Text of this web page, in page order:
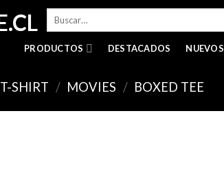
Buscar
PRODUCTOS DESTACADOS NUEVOS
T-SHIRT / MOVIES / BOXED TEE